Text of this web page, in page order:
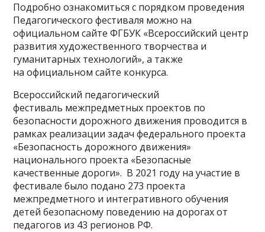
Подробно ознакомиться с порядком проведения
Педагогического фестиваля можно на
официальном сайте ФГБУК «Всероссийский центр
развития художественного творчества и
гуманитарных технологий», а также
на официальном сайте конкурса.
Всероссийский педагогический
фестиваль межпредметных проектов по
безопасности дорожного движения проводится в
рамках реализации задач федерального проекта
«Безопасность дорожного движения»
национального проекта «Безопасные
качественные дороги». В 2021 году на участие в
фестивале было подано 273 проекта
межпредметного и интегративного обучения
детей безопасному поведению на дорогах от
педагогов из 43 регионов РФ.